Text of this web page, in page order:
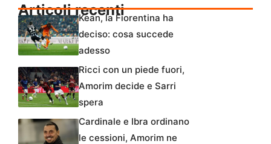
Articoli recentiKean, la Fiorentina ha
deciso: cosa succede
adesso
Ricci con un piede fuori,
Amorim decide e Sarri
spera
Cardinale e Ibra ordinano
le cessioni, Amorim ne